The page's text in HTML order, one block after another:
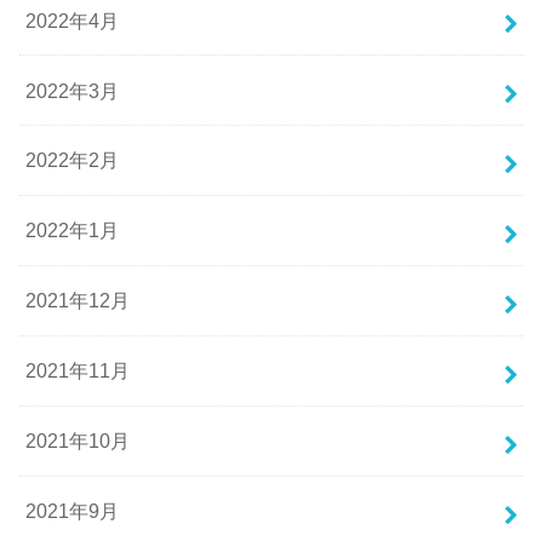
2022年4月
2022年3月
2022年2月
2022年1月
2021年12月
2021年11月
2021年10月
2021年9月